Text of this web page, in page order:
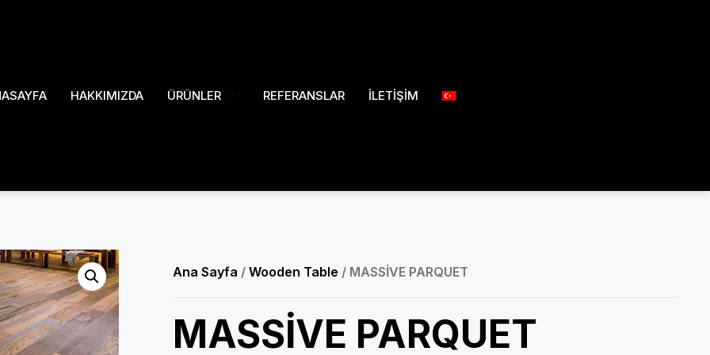
HAKKIMIZDA ÜRÜNLER REFERANSLAR İLETİŞİM
Ana Sayfa / Wooden Table / MASSİVE PARQUET
MASSİVE PARQUET